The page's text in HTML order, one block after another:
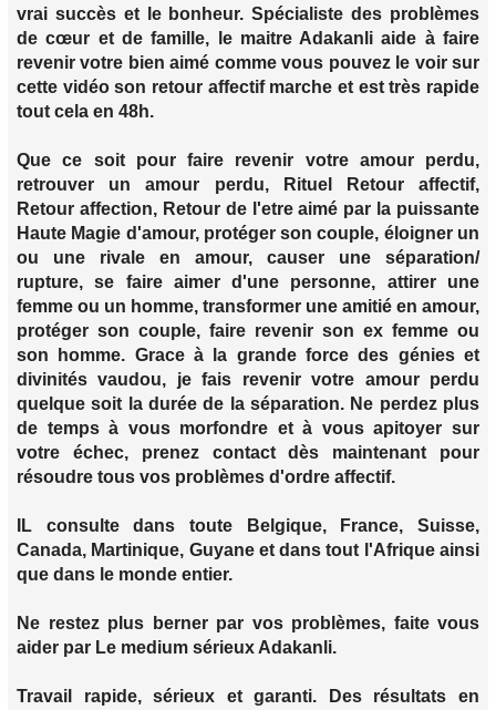
vrai succès et le bonheur. Spécialiste des problèmes
de cœur et de famille, le maitre Adakanli aide à faire
revenir votre bien aimé comme vous pouvez le voir sur
cette vidéo son retour affectif marche et est très rapide
tout cela en 48h.
Que ce soit pour faire revenir votre amour perdu,
retrouver un amour perdu, Rituel Retour affectif,
Retour affection, Retour de l'etre aimé par la puissante
Haute Magie d'amour, protéger son couple, éloigner un
ou une rivale en amour, causer une séparation/
rupture, se faire aimer d'une personne, attirer une
femme ou un homme, transformer une amitié en amour,
protéger son couple, faire revenir son ex femme ou
son homme. Grace à la grande force des génies et
divinités vaudou, je fais revenir votre amour perdu
quelque soit la durée de la séparation. Ne perdez plus
de temps à vous morfondre et à vous apitoyer sur
votre échec, prenez contact dès maintenant pour
résoudre tous vos problèmes d'ordre affectif.
IL consulte dans toute Belgique, France, Suisse,
Canada, Martinique, Guyane et dans tout l'Afrique ainsi
que dans le monde entier.
Ne restez plus berner par vos problèmes, faite vous
aider par Le medium sérieux Adakanli.
Travail rapide, sérieux et garanti. Des résultats en